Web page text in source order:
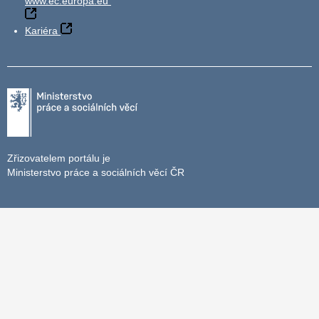
Kariéra
Zřizovatelem portálu je
Ministerstvo práce a sociálních věcí ČR